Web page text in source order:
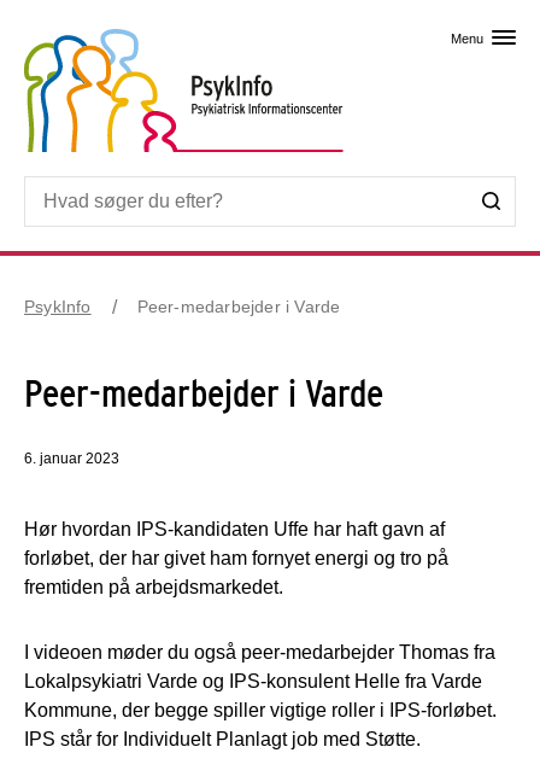
Menu
PsykInfo Peer-medarbejder i Varde
Peer-medarbejder i Varde
6. januar 2023
Hør hvordan IPS-kandidaten Uffe har haft gavn af
forløbet, der har givet ham fornyet energi og tro på
fremtiden på arbejdsmarkedet.
I videoen møder du også peer-medarbejder Thomas fra
Lokalpsykiatri Varde og IPS-konsulent Helle fra Varde
Kommune, der begge spiller vigtige roller i IPS-forløbet.
IPS står for Individuelt Planlagt job med Støtte.